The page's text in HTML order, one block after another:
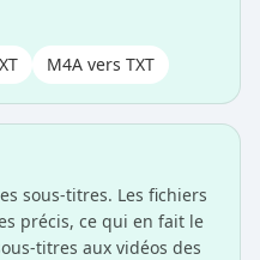
M4A vers TXT
sous-titres. Les fichiers
précis, ce qui en fait le
titres aux vidéos des